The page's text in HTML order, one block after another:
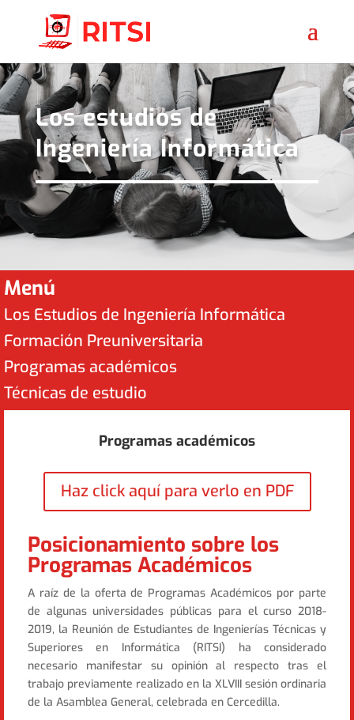
Los estudios de
Ingeniería Informática
Menú
Los Estudios de Ingeniería Informática
Formación Preuniversitaria
Programas académicos
Técnicas de estudio
Programas académicos
Haz click aquí para verlo en PDF
Posicionamiento sobre los
Programas Académicos
A raíz de la oferta de Programas Académicos por parte
de algunas universidades públicas para el curso 2018-
2019, la Reunión de Estudiantes de Ingenierías Técnicas y
Superiores en Informática (RITSI) ha considerado
necesario manifestar su opinión al respecto tras el
trabajo previamente realizado en la XLVIII sesión ordinaria
de la Asamblea General, celebrada en Cercedilla.